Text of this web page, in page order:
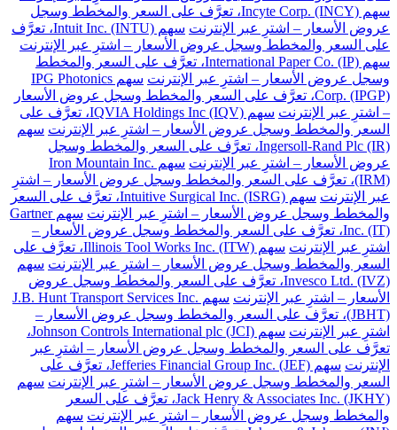
سهم Incyte Corp. (INCY)، تعرَّف على السعر والمخطط وسجل
عروض الأسعار – اشترِ عبر الإنترنت
سهم Intuit Inc. (INTU)، تعرَّف
على السعر والمخطط وسجل عروض الأسعار – اشترِ عبر الإنترنت
سهم International Paper Co. (IP)، تعرَّف على السعر والمخطط
وسجل عروض الأسعار – اشترِ عبر الإنترنت
سهم IPG Photonics
Corp. (IPGP)، تعرَّف على السعر والمخطط وسجل عروض الأسعار
– اشترِ عبر الإنترنت
سهم IQVIA Holdings Inc (IQV)، تعرَّف على
السعر والمخطط وسجل عروض الأسعار – اشترِ عبر الإنترنت سهم
Ingersoll-Rand Plc (IR)، تعرَّف على السعر والمخطط وسجل
عروض الأسعار – اشترِ عبر الإنترنت
سهم Iron Mountain Inc.
(IRM)، تعرَّف على السعر والمخطط وسجل عروض الأسعار – اشترِ
عبر الإنترنت
سهم Intuitive Surgical Inc. (ISRG)، تعرَّف على السعر
والمخطط وسجل عروض الأسعار – اشترِ عبر الإنترنت
سهم Gartner
Inc. (IT)، تعرَّف على السعر والمخطط وسجل عروض الأسعار –
اشترِ عبر الإنترنت
سهم Illinois Tool Works Inc. (ITW)، تعرَّف على
السعر والمخطط وسجل عروض الأسعار – اشترِ عبر الإنترنت سهم
Invesco Ltd. (IVZ)، تعرَّف على السعر والمخطط وسجل عروض
الأسعار – اشترِ عبر الإنترنت
سهم J.B. Hunt Transport Services Inc.
(JBHT)، تعرَّف على السعر والمخطط وسجل عروض الأسعار –
اشترِ عبر الإنترنت
سهم Johnson Controls International plc (JCI)،
تعرَّف على السعر والمخطط وسجل عروض الأسعار – اشترِ عبر
الإنترنت
سهم Jefferies Financial Group Inc. (JEF)، تعرَّف على
السعر والمخطط وسجل عروض الأسعار – اشترِ عبر الإنترنت سهم
Jack Henry & Associates Inc. (JKHY)، تعرَّف على السعر
والمخطط وسجل عروض الأسعار – اشترِ عبر الإنترنت سهم